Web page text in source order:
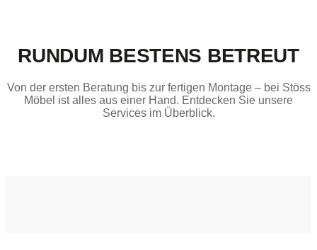
RUNDUM BESTENS BETREUT
Von der ersten Beratung bis zur fertigen Montage – bei Stöss
Möbel ist alles aus einer Hand. Entdecken Sie unsere
Services im Überblick.